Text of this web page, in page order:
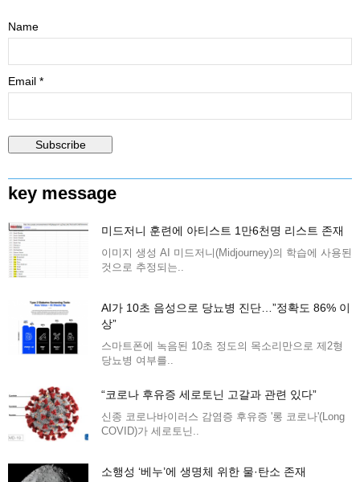
Name
Email *
key message
미드저니 훈련에 아티스트 1만6천명 리스트 존재
이미지 생성 AI 미드저니(Midjourney)의 학습에 사용된
것으로 추정되는..
AI가 10초 음성으로 당뇨병 진단…”정확도 86% 이
상”
스마트폰에 녹음된 10초 정도의 목소리만으로 제2형
당뇨병 여부를..
“코로나 후유증 세로토닌 고갈과 관련 있다”
신종 코로나바이러스 감염증 후유증 '롱 코로나'(Long
COVID)가 세로토닌..
소행성 ‘베누’에 생명체 위한 물·탄소 존재